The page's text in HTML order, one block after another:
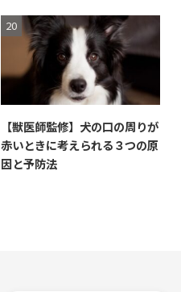
【獣医師監修】犬の口の周りが
赤いときに考えられる３つの原
因と予防法